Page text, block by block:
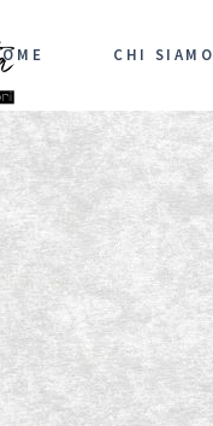
CHI SIAMO